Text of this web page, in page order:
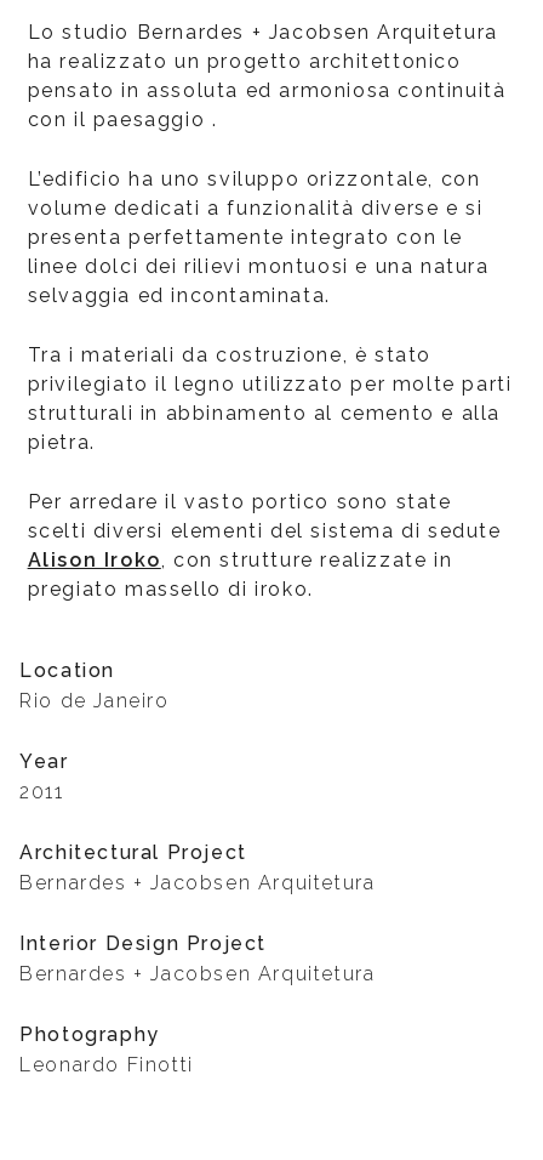
Lo studio Bernardes + Jacobsen Arquitetura
ha realizzato un progetto architettonico
pensato in assoluta ed armoniosa continuità
con il paesaggio .
L’edificio ha uno sviluppo orizzontale, con
volume dedicati a funzionalità diverse e si
presenta perfettamente integrato con le
linee dolci dei rilievi montuosi e una natura
selvaggia ed incontaminata.
Tra i materiali da costruzione, è stato
privilegiato il legno utilizzato per molte parti
strutturali in abbinamento al cemento e alla
pietra.
Per arredare il vasto portico sono state
scelti diversi elementi del sistema di sedute
Alison Iroko, con strutture realizzate in
pregiato massello di iroko.
Location
Rio de Janeiro
Year
2011
Architectural Project
Bernardes + Jacobsen Arquitetura
Interior Design Project
Bernardes + Jacobsen Arquitetura
Photography
Leonardo Finotti